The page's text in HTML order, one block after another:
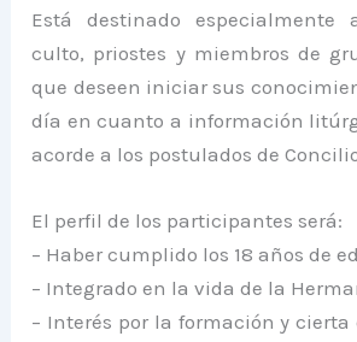
Está destinado especialmente
culto, priostes y miembros de
que deseen iniciar sus
día en cuanto a información
acorde a los postulados de
El perfil de los participantes será:
– Haber cumplido los 18 años de
– Integrado en la vida de la
– Interés por la formación y